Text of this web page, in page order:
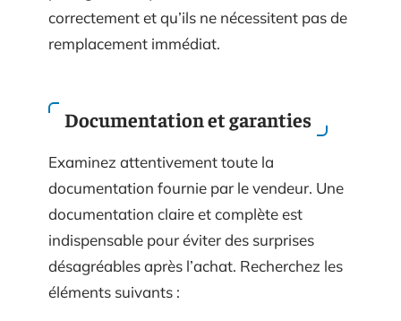
correctement et qu’ils ne nécessitent pas de
remplacement immédiat.
Documentation et garanties
Examinez attentivement toute la
documentation fournie par le vendeur. Une
documentation claire et complète est
indispensable pour éviter des surprises
désagréables après l’achat. Recherchez les
éléments suivants :